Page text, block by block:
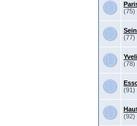
(75)
(77)
(78)
(91)
(92)